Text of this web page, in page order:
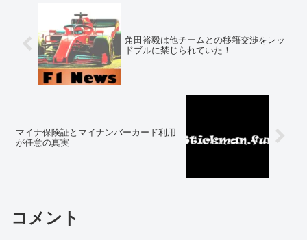
角田裕毅は他チームとの移籍交渉をレッ
ドブルに禁じられていた！
マイナ保険証とマイナンバーカード利用
が任意の真実
コメント